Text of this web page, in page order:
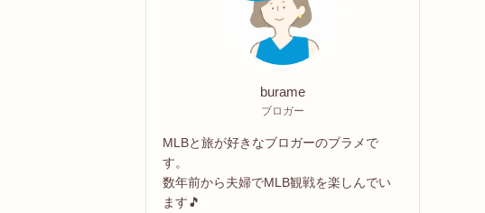
burame
ブロガー
MLBと旅が好きなブロガーのブラメで
す。
数年前から夫婦でMLB観戦を楽しんでい
ます🎵